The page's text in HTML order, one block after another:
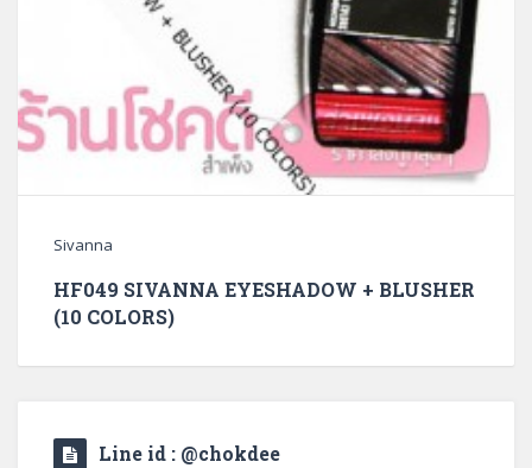
Sivanna
HF049 SIVANNA EYESHADOW + BLUSHER
(10 COLORS)
Line id : @chokdee